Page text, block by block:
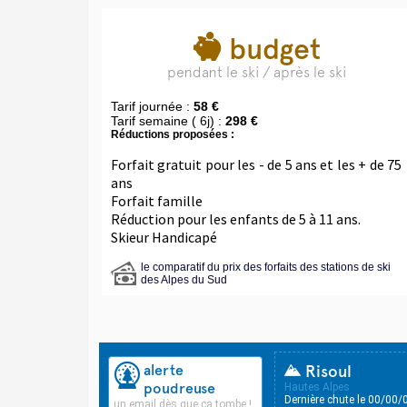
budget
pendant le ski / après le ski
Tarif journée : 58 €
Tarif semaine ( 6j) : 298 €
Réductions proposées :
Forfait gratuit pour les - de 5 ans et les + de 75
ans
Forfait famille
Réduction pour les enfants de 5 à 11 ans.
Skieur Handicapé
le comparatif du prix des forfaits des stations de ski
des Alpes du Sud
alerte
poudreuse
un email dès que ça tombe !
Risoul
Hautes Alpes
Dernière chute le 00/00/